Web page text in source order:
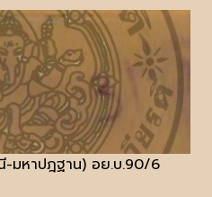
หาปฎฐาน) อย.บ.90/6